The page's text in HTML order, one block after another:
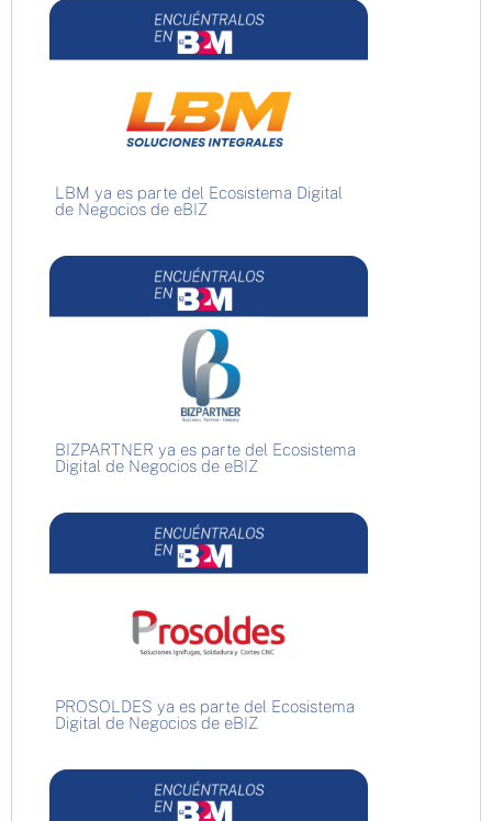
LBM ya es parte del Ecosistema Digital
de Negocios de eBIZ
BIZPARTNER ya es parte del Ecosistema
Digital de Negocios de eBIZ
PROSOLDES ya es parte del Ecosistema
Digital de Negocios de eBIZ